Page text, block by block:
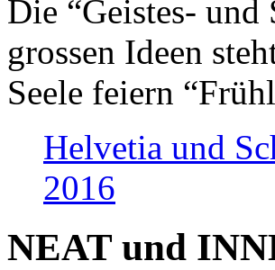
Die “Geistes- und
grossen Ideen
Seele feiern
Helvetia und
2016
NEAT und